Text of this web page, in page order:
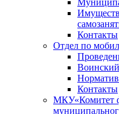
Контакты
Отдел по
Контакты
МКУ«Комитет